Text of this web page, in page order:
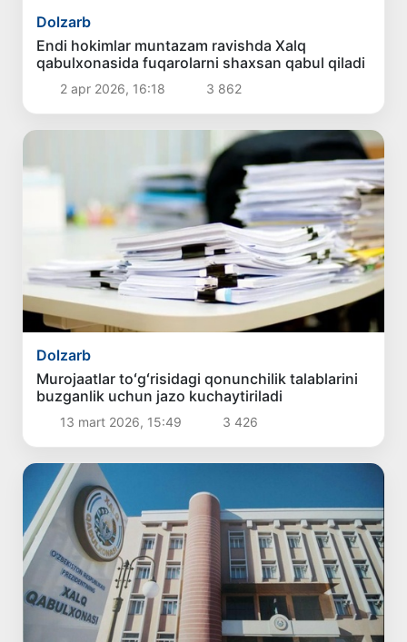
Dolzarb
Endi hokimlar muntazam ravishda Xalq
qabulxonasida fuqarolarni shaxsan qabul qiladi
2 apr 2026, 16:18 3 862
Dolzarb
Murojaatlar toʻgʻrisidagi qonunchilik talablarini
buzganlik uchun jazo kuchaytiriladi
13 mart 2026, 15:49 3 426